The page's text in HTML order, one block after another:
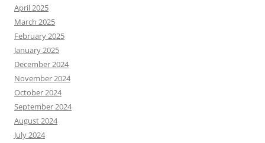
April 2025
March 2025
February 2025
January 2025
December 2024
November 2024
October 2024
September 2024
August 2024
July 2024